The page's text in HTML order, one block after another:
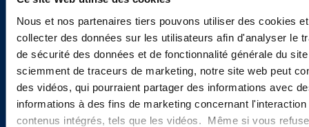
Nous et nos partenaires tiers pouvons utiliser des cookies
collecter des données sur les utilisateurs afin d'analyser le
de sécurité des données et de fonctionnalité générale du
sciemment de traceurs de marketing, notre site web peut
des vidéos, qui pourraient partager des informations avec
informations à des fins de marketing concernant
contenus intégrés, tels que les vidéos. Même si vous
actualités ?
INSCRIVEZ-VOUS ICI